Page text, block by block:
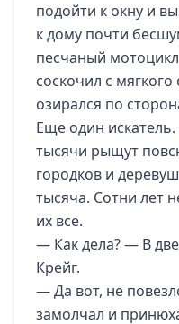
подойти к окну и
к дому почти
песчаный
соскочил с
озирался по
Еще один искатель.
тысячи рыщут
городков и
тысяча. Сотни лет
их все.
— Как дела? — В
Крейг.
— Да вот, не
замолчал и